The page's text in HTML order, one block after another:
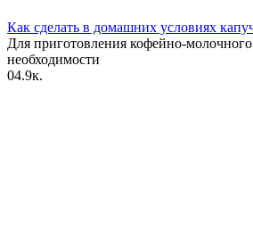
Как сделать в домашних условиях
Для приготовления кофейно-молочного
необходимости
04.9к.